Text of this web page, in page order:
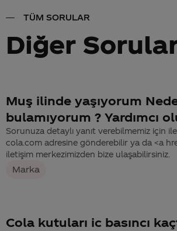
TÜM SORULAR
Diğer
Muş ilinde yaşıyorum
bulamıyorum ? Yardımcı
Sorunuza detaylı yanıt verebilmemiz için
cola.com adresine gönderebilir ya da <a
iletişim merkezimizden bize ulaşabilirsiniz.
Marka
Cola kutuları ic basıncı